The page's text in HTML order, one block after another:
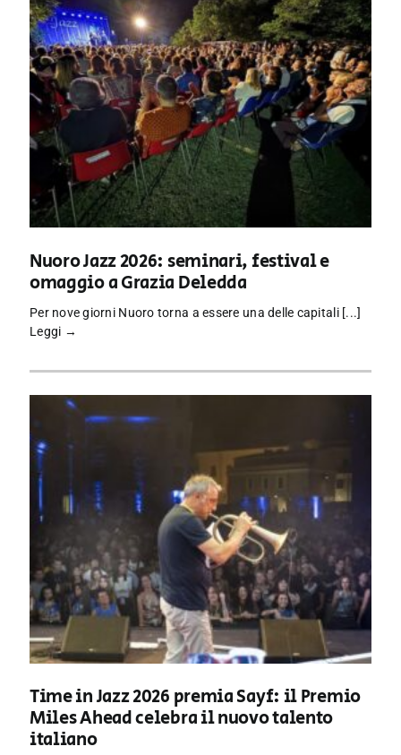
Nuoro Jazz 2026: seminari, festival e
omaggio a Grazia Deledda
Per nove giorni Nuoro torna a essere una delle capitali [...]
Leggi →
Time in Jazz 2026 premia Sayf: il Premio
Miles Ahead celebra il nuovo talento
italiano